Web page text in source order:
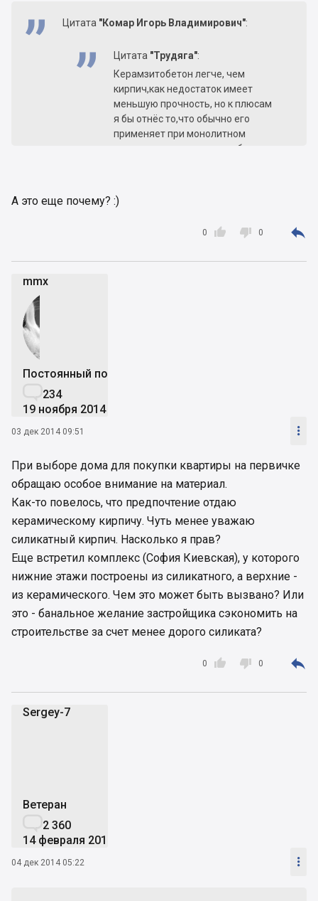
Цитата "Комар Игорь Владимирович":
Цитата "Трудяга":
Керамзитобетон легче, чем
кирпич,как недостаток имеет
меньшую прочность, но к плюсам
я бы отнёс то,что обычно его
применяет при монолитном
строительстве, там стены более
Кто Вам сказал, что кирпич прочнее
керамзитобетона?? По прочности с
керамзитобетоном с кирпича сравнится разве
А это еще почему? :)

0  0 
mmx
Постоянный пользователь
234
19 ноября 2014
03 дек 2014 09:51 
При выборе дома для покупки квартиры на первичке
обращаю особое внимание на материал.
Как-то повелось, что предпочтение отдаю
керамическому кирпичу. Чуть менее уважаю
силикатный кирпич. Насколько я прав?
Еще встретил комплекс (София Киевская), у которого
нижние этажи построены из силикатного, а верхние -
из керамического. Чем это может быть вызвано? Или
это - банальное желание застройщика сэкономить на
строительстве за счет менее дорого силиката?

0  0 
Sergey-7
Ветеран
2 360
14 февраля 2014
04 дек 2014 05:22 